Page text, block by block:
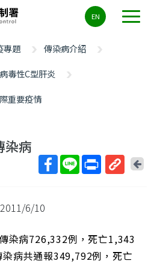
EN
專題
傳染病介紹
毒性C型肝炎
重要疫情
染病
址
回
2011/6/10
染病726,332例，死亡1,343
病共通報349,792例，死亡